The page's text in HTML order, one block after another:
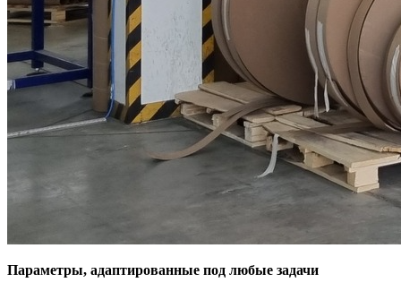
Параметры, адаптированные под любые задачи